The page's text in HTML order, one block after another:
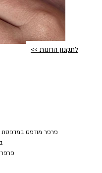
פרפר מודפס במדפסת
לתקנון החנות >>